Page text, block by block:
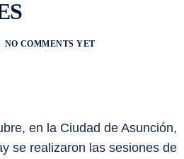
NO COMMENTS YET
en la Ciudad de Asunción,
se realizaron las sesiones de